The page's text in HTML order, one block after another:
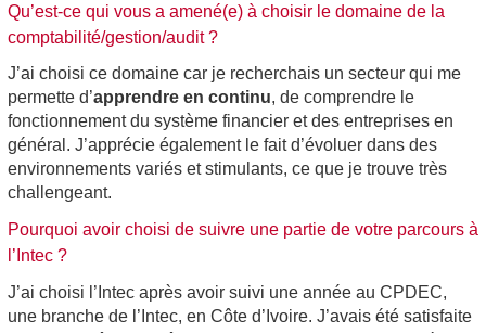
Qu’est-ce qui vous a amené(e) à choisir le domaine de la
comptabilité/gestion/audit ?
J’ai choisi ce domaine car je recherchais un secteur qui me
permette d’apprendre en continu, de comprendre le
fonctionnement du système financier et des entreprises en
général. J’apprécie également le fait d’évoluer dans des
environnements variés et stimulants, ce que je trouve très
challengeant.
Pourquoi avoir choisi de suivre une partie de votre parcours à
l’Intec ?
J’ai choisi l’Intec après avoir suivi une année au CPDEC,
une branche de l’Intec, en Côte d’Ivoire. J’avais été satisfaite